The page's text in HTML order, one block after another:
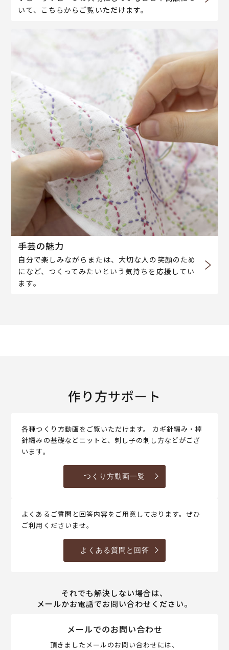
いて、こちらからご覧いただけます。
手芸の魅力
自分で楽しみながらまたは、大切な人の笑顔のため
になど、つくってみたいという気持ちを応援してい
ます。
作り方サポート
各種つくり方動画をご覧いただけます。 カギ針編み・棒
針編みの基礎などニットと、刺し子の刺し方などがござ
います。
つくり方動画一覧
よくあるご質問と回答内容をご用意しております。ぜひ
ご利用くださいませ。
よくある質問と回答
それでも解決しない場合は、
メールかお電話でお問い合わせください。
メールでのお問い合わせ
頂きましたメールのお問い合わせには、